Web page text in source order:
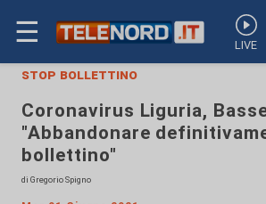
☰ LIVE
stop bollettino
Coronavirus Liguria,
"Abbandonare
bollettino"
di Gregorio Spigno